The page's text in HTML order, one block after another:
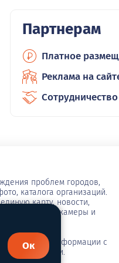
Партнерам
Платное
Реклама на
Сотрудничество
проблем городов,
каталога организаций.
карту, новости,
погода, вебкамеры и
информации с
администрации.
Ок